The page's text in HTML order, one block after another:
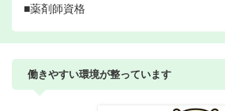
■薬剤師資格
働きやすい環境が整っています